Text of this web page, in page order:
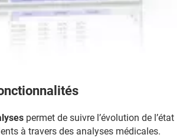
permet de suivre l’évolution de l’état
à travers des analyses médicales.